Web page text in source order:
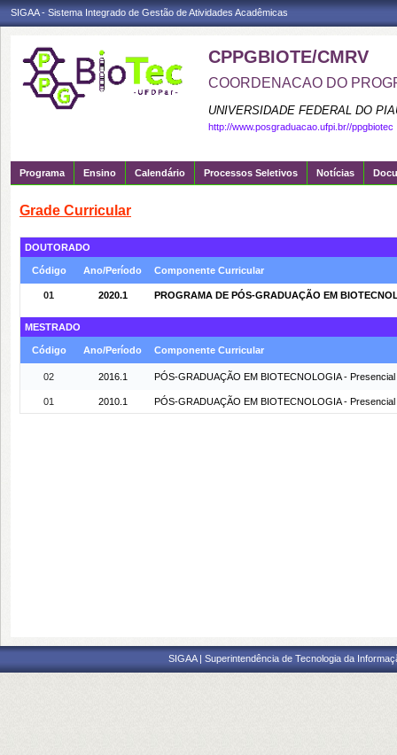
SIGAA - Sistema Integrado de Gestão de Atividades Acadêmicas
CPPGBIOTE/CMRV
COORDENACAO DO
UNIVERSIDADE FEDERAL DO
http://www.posgraduacao.ufpi.br//ppgbiotec
Programa Ensino Calendário Processos Seletivos Notícias
Grade Curricular
DOUTORADO
Código Ano/Período Componente Curricular
01 2020.1 PROGRAMA DE PÓS-GRADUAÇÃO EM
MESTRADO
Código Ano/Período Componente Curricular
02 2016.1 PÓS-GRADUAÇÃO EM BIOTECNOLOGIA - Presencial
01 2010.1 PÓS-GRADUAÇÃO EM BIOTECNOLOGIA - Presencial
SIGAA | Superintendência de Tecnologia da